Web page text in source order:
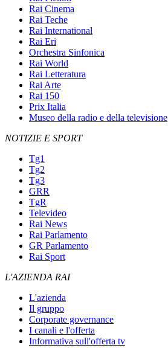
Rai Cinema
Rai Teche
Rai International
Rai Eri
Orchestra Sinfonica
Rai World
Rai Letteratura
Rai Arte
Rai 150
Prix Italia
Museo della radio e della televisione
NOTIZIE E SPORT
Tg1
Tg2
Tg3
GRR
TgR
Televideo
Rai News
Rai Parlamento
GR Parlamento
Rai Sport
L'AZIENDA RAI
L'azienda
Il gruppo
Corporate governance
I canali e l'offerta
Informativa sull'offerta tv